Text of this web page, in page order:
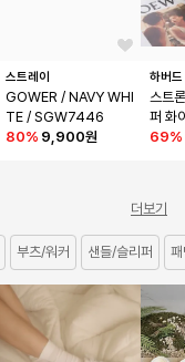
스트레이
GOWER / NAVY WHI
TE / SGW7446
80% 9,900원
하버
스트
퍼 화
69%
더보기
부츠/워커 샌들/슬리퍼